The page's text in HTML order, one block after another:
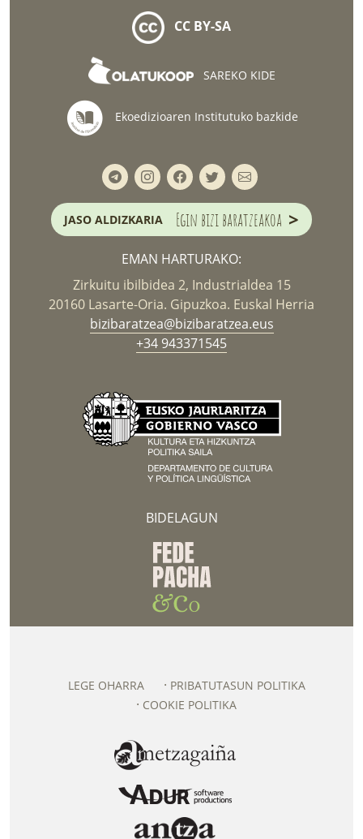
CC BY-SA
SAREKO KIDE
Ekoedizioaren Institutuko bazkide
JASO ALDIZKARIA Egin bizi baratzeakoa >
EMAN HARTURAKO:
Zirkuitu ibilbidea 2, Industrialdea 15
20160 Lasarte-Oria. Gipuzkoa. Euskal Herria
bizibaratzea@bizibaratzea.eus
+34 943371545
BIDELAGUN
LEGE OHARRA
PRIBATUTASUN POLITIKA
COOKIE POLITIKA